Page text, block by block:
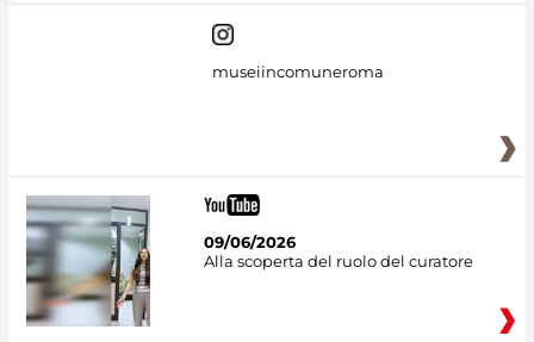
museiincomuneroma
09/06/2026
Alla scoperta del ruolo del curatore